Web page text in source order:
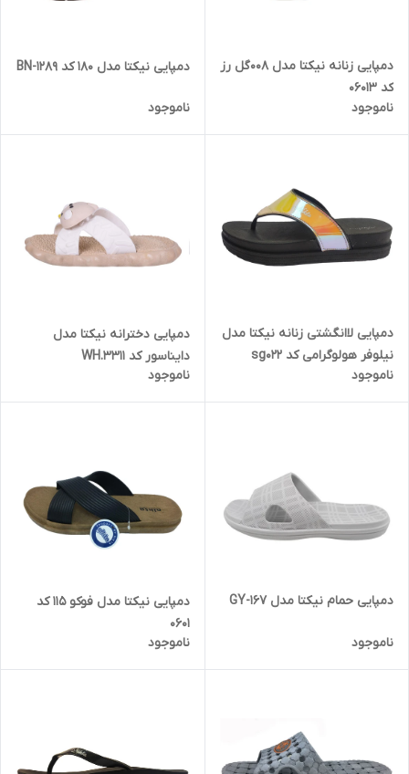
دمپایی زنانه نیکتا مدل 008گل رز
کد 06013
ناموجود
دمپایی نیکتا مدل 180 کد 1289-BN
ناموجود
دمپایی لاانگشتی زنانه نیکتا مدل
نیلوفر هولوگرامی کد sg022
ناموجود
دمپایی دخترانه نیکتا مدل
دایناسور کد WH.3311
ناموجود
دمپایی حمام نیکتا مدل 167-GY
ناموجود
دمپایی نیکتا مدل فوکو 115 کد
0601
ناموجود